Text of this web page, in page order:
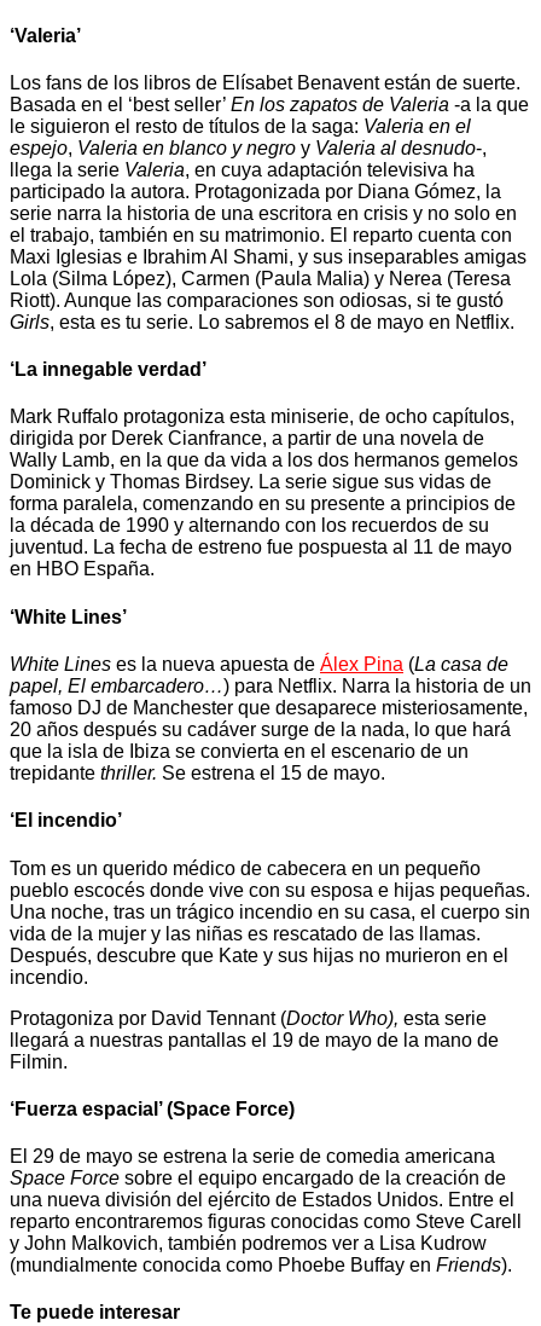
‘Valeria’
Los fans de los libros de Elísabet Benavent están de suerte.
Basada en el ‘best seller’ En los zapatos de Valeria -a la que
le siguieron el resto de títulos de la saga: Valeria en el
espejo, Valeria en blanco y negro y Valeria al desnudo-,
llega la serie Valeria, en cuya adaptación televisiva ha
participado la autora. Protagonizada por Diana Gómez, la
serie narra la historia de una escritora en crisis y no solo en
el trabajo, también en su matrimonio. El reparto cuenta con
Maxi Iglesias e Ibrahim Al Shami, y sus inseparables amigas
Lola (Silma López), Carmen (Paula Malia) y Nerea (Teresa
Riott). Aunque las comparaciones son odiosas, si te gustó
Girls, esta es tu serie. Lo sabremos el 8 de mayo en Netflix.
‘La innegable verdad’
Mark Ruffalo protagoniza esta miniserie, de ocho capítulos,
dirigida por Derek Cianfrance, a partir de una novela de
Wally Lamb, en la que da vida a los dos hermanos gemelos
Dominick y Thomas Birdsey. La serie sigue sus vidas de
forma paralela, comenzando en su presente a principios de
la década de 1990 y alternando con los recuerdos de su
juventud. La fecha de estreno fue pospuesta al 11 de mayo
en HBO España.
‘White Lines’
White Lines es la nueva apuesta de Álex Pina (La casa de
papel, El embarcadero…) para Netflix. Narra la historia de un
famoso DJ de Manchester que desaparece misteriosamente,
20 años después su cadáver surge de la nada, lo que hará
que la isla de Ibiza se convierta en el escenario de un
trepidante thriller. Se estrena el 15 de mayo.
‘El incendio’
Tom es un querido médico de cabecera en un pequeño
pueblo escocés donde vive con su esposa e hijas pequeñas.
Una noche, tras un trágico incendio en su casa, el cuerpo sin
vida de la mujer y las niñas es rescatado de las llamas.
Después, descubre que Kate y sus hijas no murieron en el
incendio.
Protagoniza por David Tennant (Doctor Who), esta serie
llegará a nuestras pantallas el 19 de mayo de la mano de
Filmin.
‘Fuerza espacial’ (Space Force)
El 29 de mayo se estrena la serie de comedia americana
Space Force sobre el equipo encargado de la creación de
una nueva división del ejército de Estados Unidos. Entre el
reparto encontraremos figuras conocidas como Steve Carell
y John Malkovich, también podremos ver a Lisa Kudrow
(mundialmente conocida como Phoebe Buffay en Friends).
Te puede interesar